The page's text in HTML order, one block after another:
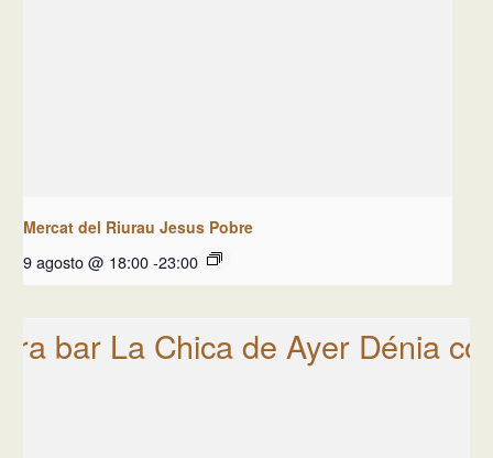
Mercat del Riurau Jesus Pobre
9 agosto @ 18:00-23:00